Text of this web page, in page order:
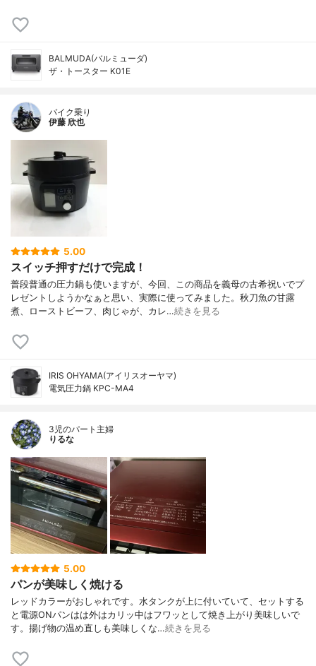
BALMUDA(バルミューダ)
ザ・トースター K01E
バイク乗り
伊藤 欣也
5.00
スイッチ押すだけで完成！
普段普通の圧力鍋も使いますが、今回、この商品を義母の古希祝いでプ
レゼントしようかなぁと思い、実際に使ってみました。秋刀魚の甘露
煮、ローストビーフ、肉じゃが、カレ…続きを見る
IRIS OHYAMA(アイリスオーヤマ)
電気圧力鍋 KPC-MA4
3児のパート主婦
りるな
5.00
パンが美味しく焼ける
レッドカラーがおしゃれです。水タンクが上に付いていて、セットする
と電源ONパンはは外はカリッ中はフワッとして焼き上がり美味しいで
す。揚げ物の温め直しも美味しくな…続きを見る